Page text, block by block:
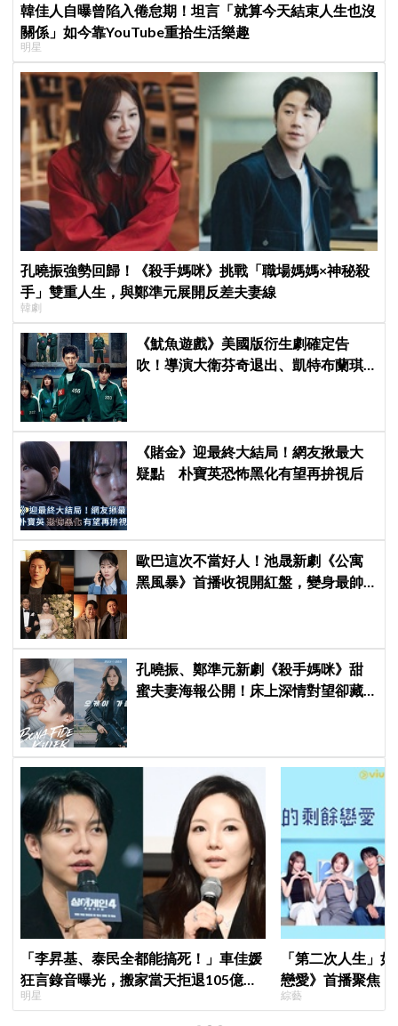
韓佳人自曝曾陷入倦怠期！坦言「就算今天結束人生也沒
關係」如今靠YouTube重拾生活樂趣
明星
孔曉振強勢回歸！《殺手媽咪》挑戰「職場媽媽×神秘殺
手」雙重人生，與鄭準元展開反差夫妻線
韓劇
《魷魚遊戲》美國版衍生劇確定告
吹！導演大衛芬奇退出、凱特布蘭琪
《賭金》迎最終大結局！網友揪最大
疑點 朴寶英恐怖黑化有望再拚視后
歐巴這次不當好人！池晟新劇《公寓
黑風暴》首播收視開紅盤，變身最帥
孔曉振、鄭準元新劇《殺手媽咪》甜
蜜夫妻海報公開！床上深情對望卻藏
「李昇基、泰民全都能搞死！」車佳媛
狂言錄音曝光，搬家當天拒退105億保
證金、糾紛再升級
明星
「第二次人生」
戀愛》首播聚焦
全場淚崩，初見
綜藝